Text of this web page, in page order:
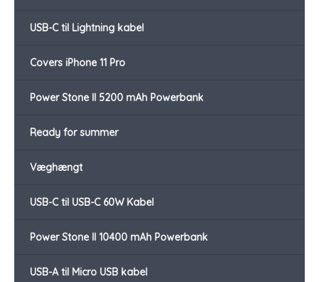
USB-C til Lightning kabel
Covers iPhone 11 Pro
Power Stone II 5200 mAh Powerbank
Ready for summer
Væghængt
USB-C til USB-C 60W Kabel
Power Stone II 10400 mAh Powerbank
USB-A til Micro USB kabel